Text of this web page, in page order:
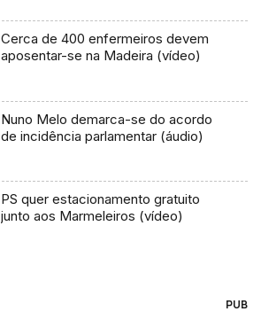
Cerca de 400 enfermeiros devem
aposentar-se na Madeira (vídeo)
Nuno Melo demarca-se do acordo
de incidência parlamentar (áudio)
PS quer estacionamento gratuito
junto aos Marmeleiros (vídeo)
PUB